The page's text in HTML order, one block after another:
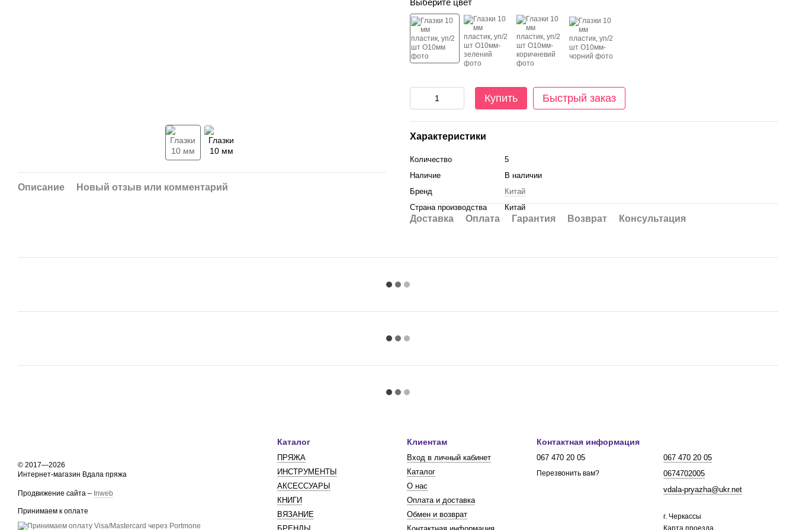
Описание Новый отзыв или комментарий
Выберите цвет
Купить Быстрый заказ
Характеристики
Количество
5
Наличие
В наличии
Бренд
Китай
Страна производства
Китай
Доставка Оплата Гарантия Возврат Консультация
© 2017—2026
Интернет-магазин Вдала пряжа
Продвижение сайта – Inweb
Принимаем к оплате
Каталог
ПРЯЖА
ИНСТРУМЕНТЫ
АКСЕССУАРЫ
КНИГИ
ВЯЗАНИЕ
Клиентам
Вход в личный кабинет
Каталог
О нас
Оплата и доставка
Обмен и возврат
Контактная информация
067 470 20 05
Перезвонить вам?
067 470 20 05
0674702005
vdala-pryazha@ukr.net
г. Черкассы
Карта проезда